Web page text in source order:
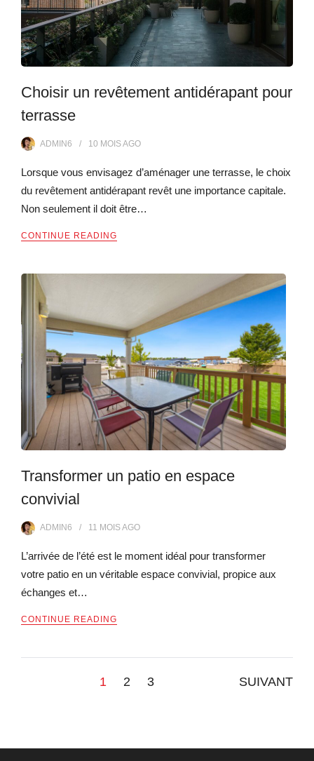
Choisir un revêtement antidérapant pour
terrasse
ADMIN6 10 MOISAGO
Lorsque vous envisagez d’aménager une terrasse, le choix
du revêtement antidérapant revêt une importance capitale.
Non seulement il doit être…
CONTINUE READING
Transformer un patio en espace
convivial
ADMIN6 11 MOISAGO
L’arrivée de l’été est le moment idéal pour transformer
votre patio en un véritable espace convivial, propice aux
échanges et…
CONTINUE READING
1 2 3 SUIVANT